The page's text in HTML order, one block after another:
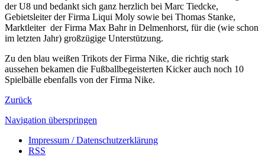
der U8 und bedankt sich ganz herzlich bei Marc Tiedcke,
Gebietsleiter der Firma Liqui Moly sowie bei Thomas Stanke,
Marktleiter der Firma Max Bahr in Delmenhorst, für die (wie schon
im letzten Jahr) großzügige Unterstützung.
Zu den blau weißen Trikots der Firma Nike, die richtig stark
aussehen bekamen die Fußballbegeisterten Kicker auch noch 10
Spielbälle ebenfalls von der Firma Nike.
Zurück
Navigation überspringen
Impressum / Datenschutzerklärung
RSS